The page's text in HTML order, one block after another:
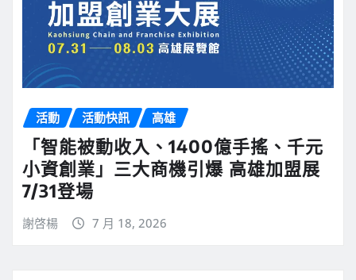
活動 活動快訊 高雄
「智能被動收入、1400億手搖、千元
小資創業」三大商機引爆 高雄加盟展
7/31登場
謝啓楊 7 月 18, 2026